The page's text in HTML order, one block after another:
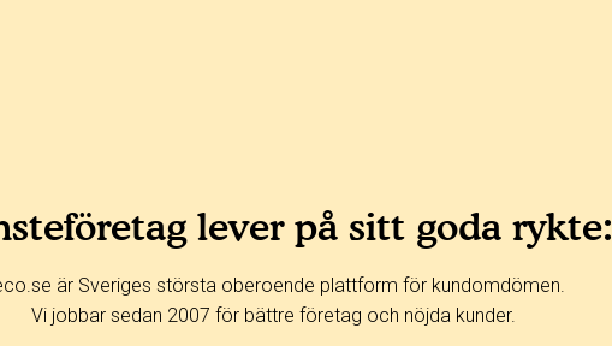
lever på sitt goda rykte:
är Sveriges största oberoende plattform för kundomdömen.
Vi jobbar sedan 2007 för bättre företag och nöjda kunder.